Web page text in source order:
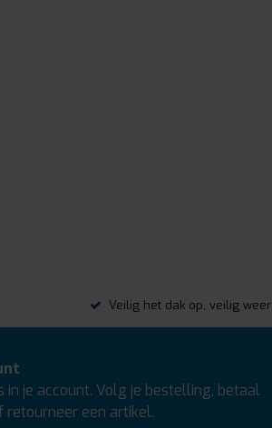
Veilig het dak op, veilig
in je account. Volg je bestelling, betaal
retourneer een artikel.